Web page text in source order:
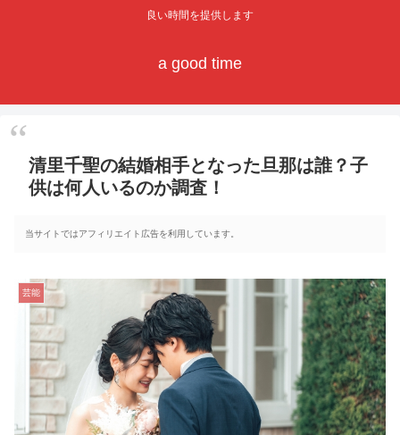
良い時間を提供します
a good time
清里千聖の結婚相手となった旦那は誰？子
供は何人いるのか調査！
当サイトではアフィリエイト広告を利用しています。
芸能